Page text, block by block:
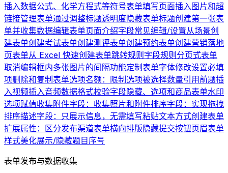
插入数据公式、化学方程式等符号表单填写页面插入图片和超
链接管理表单通过调整标题透明度隐藏表单标题创建第一张表
单并收集数据编辑表单页面介绍字段常见编辑/设置从场景创
建表单创建考试表单创建测评表单创建预约表单创建营销落地
页表单从 Excel 快速创建表单跳转规则字段规则分页式表单
取消编辑框内多张图片的间隔功能定制表单字体修改设置必填
项删除和复制表单选项名额：限制选项被选择数量引用前题插
入视频插入音频数据格式校验字段隐藏、选项和商品表单水印
选项赋值收集附件字段：收集照片和附件排序字段：实现拖拽
排序描述字段：只展示信息，无需填写粘贴文本方式创建表单
扩展属性：区分发布渠道表单横向排版隐藏提交按钮页眉表单
样式美化展示/隐藏题目序号
表单发布与数据收集